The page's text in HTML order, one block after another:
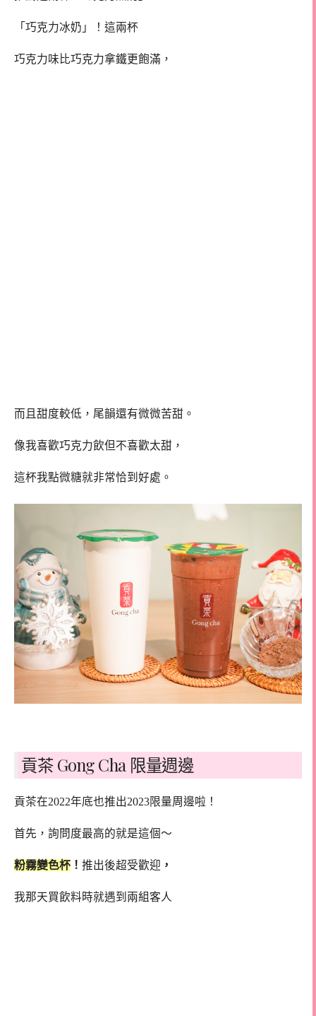
「巧克力冰奶」！這兩杯
巧克力味比巧克力拿鐵更飽滿，
而且甜度較低，尾韻還有微微苦甜。
像我喜歡巧克力飲但不喜歡太甜，
這杯我點微糖就非常恰到好處。
貢茶 Gong Cha 限量週邊
貢茶在2022年底也推出2023限量周邊啦！
首先，詢問度最高的就是這個～
粉霧變色杯 ！ 推出後超受歡迎 ，
我那天買飲料時就遇到兩組客人